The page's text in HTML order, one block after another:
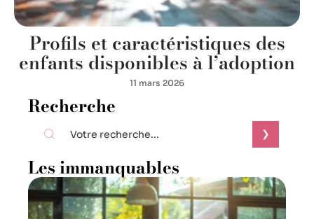
Profils et caractéristiques des
enfants disponibles à l’adoption
11 mars 2026
Recherche
Les immanquables